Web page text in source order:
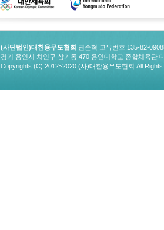
(사단법인)대한용무도협회 권순혁 고유번호:135-82-
경기 용인시 처인구 삼가동 470 용인대학교 종합체육관
Copyrights (C) 2012~2020 (사)대한용무도협회 All